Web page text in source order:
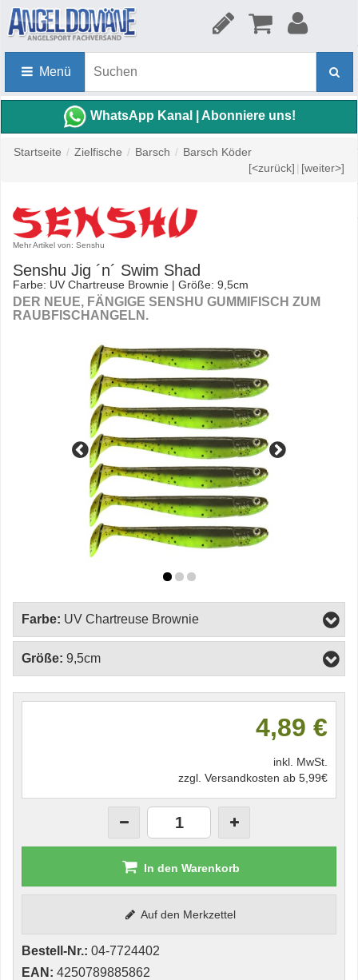
Menü
WhatsApp Kanal | Abonniere uns!
Startseite / Zielfische / Barsch / Barsch Köder
[<zurück] | [weiter>]
Mehr Artikel von: Senshu
Senshu Jig ´n´ Swim Shad
Farbe: UV Chartreuse Brownie | Größe: 9,5cm
DER NEUE, FÄNGIGE SENSHU GUMMIFISCH ZUM
RAUBFISCHANGELN.
Farbe: UV Chartreuse Brownie
Größe: 9,5cm
4,89 €
inkl. MwSt.
zzgl. Versandkosten ab 5,99€
In den Warenkorb
Auf den Merkzettel
Bestell-Nr.: 04-7724402
EAN: 4250789885862